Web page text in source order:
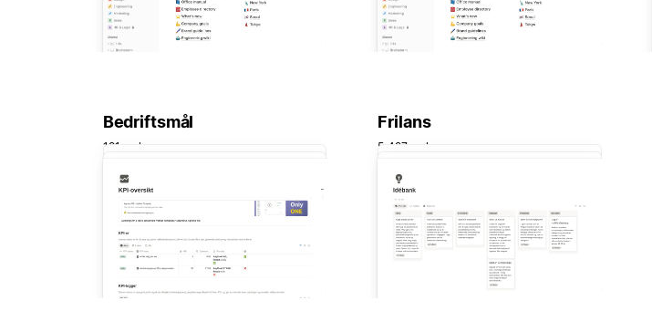
Bedriftsmål
191 maler
Frilans
5 427 maler